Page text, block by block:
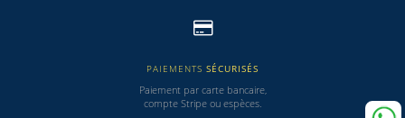
PAIEMENTS SÉCURISÉS
Paiement par carte bancaire,
compte Stripe ou espèces.